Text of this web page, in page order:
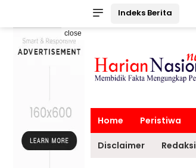
Indeks Berita
close
Home Peristiwa
Disclaimer Redaksi